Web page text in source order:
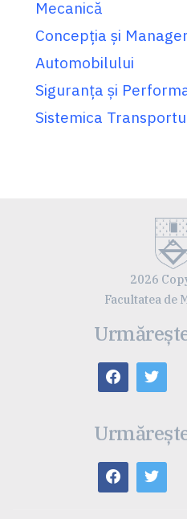
Mecanică
Concepţia şi
Automobilului
Siguranţa şi
Sistemica
2026
Facultatea de